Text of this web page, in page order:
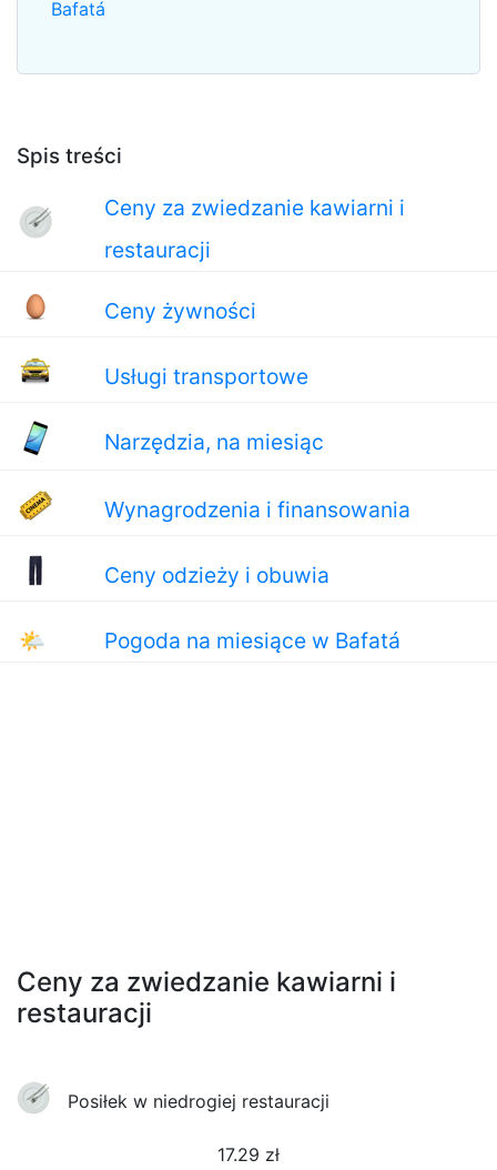
Spis treści
Ceny za zwiedzanie kawiarni i
restauracji
Ceny żywności
Usługi transportowe
Narzędzia, na miesiąc
Wynagrodzenia i finansowania
Ceny odzieży i obuwia
🌤 Pogoda na miesiące w Bafatá
Bafatá
Ceny za zwiedzanie kawiarni i
restauracji
Posiłek w niedrogiej restauracji
17.29 zł